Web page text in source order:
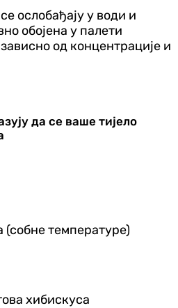
ослобађају у води и
обојена у палети
од концентрације и
да се ваше тијело
(собне температуре)
хибискуса